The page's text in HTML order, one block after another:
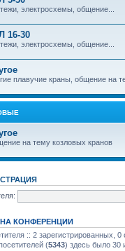
электросхемы, общение...
16-30
электросхемы, общение...
плавучие краны, общение на
на тему козловых кранов
КОНФЕРЕНЦИИ
:: 2 зарегистрированных,
(5343) здесь было 30